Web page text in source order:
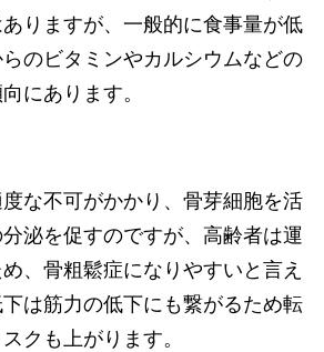
りますが、一般的に食事量が低
のビタミンやカルシウムなどの
にあります。
な不可がかかり、骨芽細胞を活
泌を促すのですが、高齢者は運
、骨粗鬆症になりやすいと言え
は筋力の低下にも繋がるため転
クも上がります。